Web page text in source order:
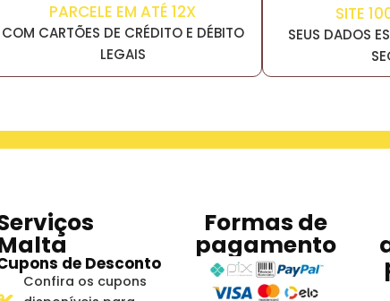
PARCELE EM ATÉ 12X
COM CARTÕES DE CRÉDITO E DÉBITO
LEGAIS
SITE
SEUS DADOS
de Desconto
Confira os cupons
Formas de
pagamento